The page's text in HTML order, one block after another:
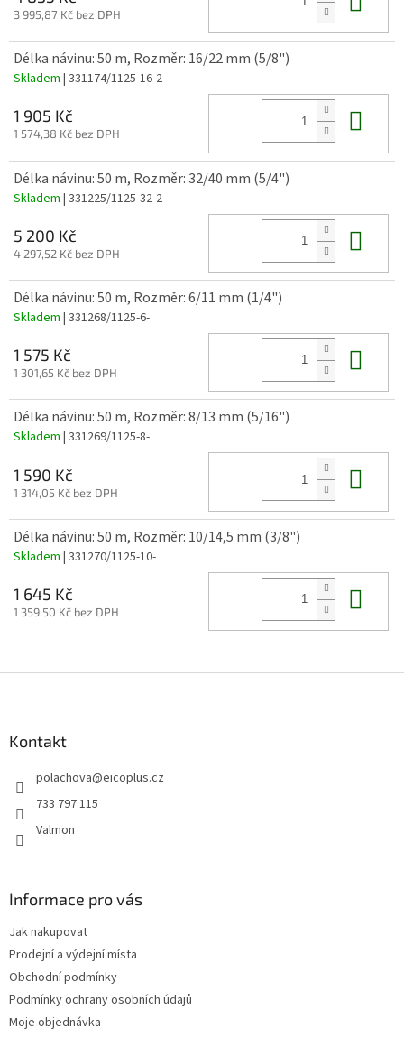
3 995,87 Kč bez DPH
Délka návinu: 50 m, Rozměr: 16/22 mm (5/8")
Skladem | 331174/1125-16-2
1 905 Kč
1 574,38 Kč bez DPH
Délka návinu: 50 m, Rozměr: 32/40 mm (5/4")
Skladem | 331225/1125-32-2
5 200 Kč
4 297,52 Kč bez DPH
Délka návinu: 50 m, Rozměr: 6/11 mm (1/4")
Skladem | 331268/1125-6-
1 575 Kč
1 301,65 Kč bez DPH
Délka návinu: 50 m, Rozměr: 8/13 mm (5/16")
Skladem | 331269/1125-8-
1 590 Kč
1 314,05 Kč bez DPH
Délka návinu: 50 m, Rozměr: 10/14,5 mm (3/8")
Skladem | 331270/1125-10-
1 645 Kč
1 359,50 Kč bez DPH
Kontakt
polachova@eicoplus.cz
733 797 115
Valmon
Informace pro vás
Jak nakupovat
Prodejní a výdejní místa
Obchodní podmínky
Podmínky ochrany osobních údajů
Moje objednávka